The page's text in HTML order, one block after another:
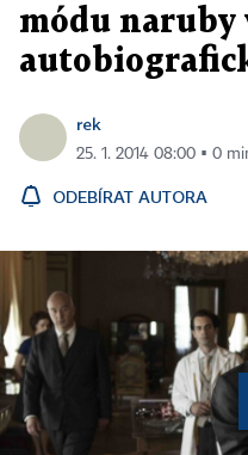
módu naruby
rek
25. 1. 2014 08:00 ▪ 0
ODEBÍRAT AUTORA